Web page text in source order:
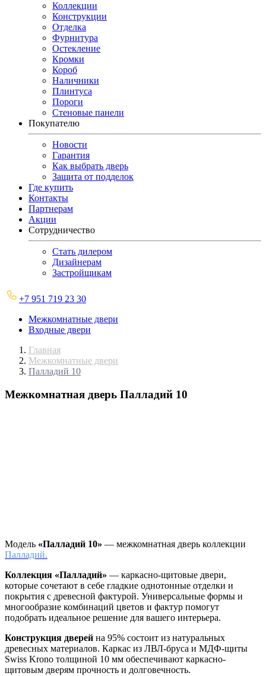
Коллекции
Конструкции
Отделка
Фурнитура
Остекление
Кромки
Короб
Наличники
Плинтуса
Пороги
Стеновые панели
Покупателю
Новости
Гарантия
Как выбрать дверь
Защита от подделок
Где купить
Контакты
Партнерам
Акции
Сотрудничество
Стать дилером
Дизайнерам
Застройщикам
+7 951 719 23 30
Межкомнатные двери
Входные двери
Главная
Межкомнатные двери
Палладий 10
Межкомнатная дверь Палладий 10
Модель «Палладий 10» — межкомнатная дверь коллекции
Палладий.
Коллекция «Палладий» — каркасно-щитовые двери,
которые сочетают в себе гладкие однотонные отделки и
покрытия с древесной фактурой. Универсальные формы и
многообразие комбинаций цветов и фактур помогут
подобрать идеальное решение для вашего интерьера.
Конструкция дверей на 95% состоит из натуральных
древесных материалов. Каркас из ЛВЛ-бруса и МДФ-щиты
Swiss Krono толщиной 10 мм обеспечивают каркасно-
щитовым дверям прочность и долговечность.